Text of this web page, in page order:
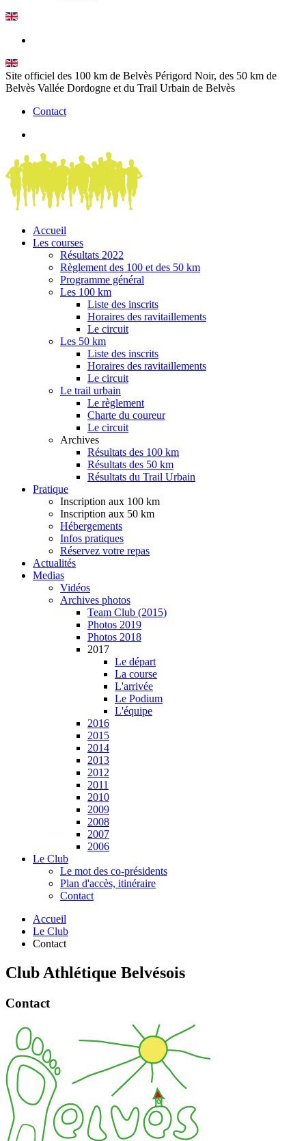
Site officiel des 100 km de Belvès Périgord Noir, des 50 km de
Belvès Vallée Dordogne et du Trail Urbain de Belvès
Contact
Accueil
Les courses
Résultats 2022
Règlement des 100 et des 50 km
Programme général
Les 100 km
Liste des inscrits
Horaires des ravitaillements
Le circuit
Les 50 km
Liste des inscrits
Horaires des ravitaillements
Le circuit
Le trail urbain
Le règlement
Charte du coureur
Le circuit
Archives
Résultats des 100 km
Résultats des 50 km
Résultats du Trail Urbain
Pratique
Inscription aux 100 km
Inscription aux 50 km
Hébergements
Infos pratiques
Réservez votre repas
Actualités
Medias
Vidéos
Archives photos
Team Club (2015)
Photos 2019
Photos 2018
2017
Le départ
La course
L'arrivée
Le Podium
L'équipe
2016
2015
2014
2013
2012
2011
2010
2009
2008
2007
2006
Le Club
Le mot des co-présidents
Plan d'accès, itinéraire
Contact
Accueil
Le Club
Contact
Club Athlétique Belvésois
Contact